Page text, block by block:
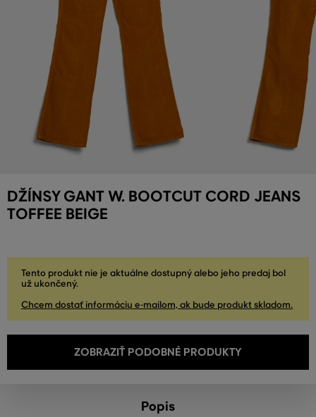
DŽÍNSY GANT W. BOOTCUT CORD JEANS
TOFFEE BEIGE
Tento produkt nie je aktuálne dostupný alebo jeho predaj bol
už ukončený.
Chcem dostať informáciu e-mailom, ak bude produkt skladom.
ZOBRAZIŤ PODOBNÉ PRODUKTY
Popis